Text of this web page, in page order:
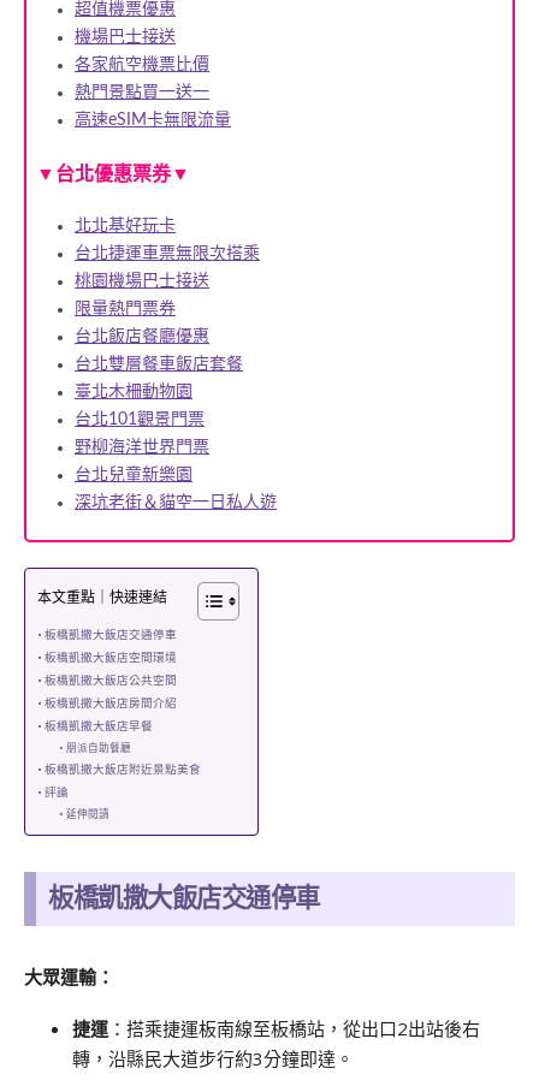
超值機票優惠
機場巴士接送
各家航空機票比價
熱門景點買一送一
高速eSIM卡無限流量
▼ 台北優惠票券▼
北北基好玩卡
台北捷運車票無限次搭乘
桃園機場巴士接送
限量熱門票券
台北飯店餐廳優惠
台北雙層餐車飯店套餐
臺北木柵動物園
台北101觀景門票
野柳海洋世界門票
台北兒童新樂園
深坑老街＆貓空一日私人遊
本文重點｜快速連結
板橋凱撒大飯店交通停車
板橋凱撒大飯店空間環境
板橋凱撒大飯店公共空間
板橋凱撒大飯店房間介紹
板橋凱撒大飯店早餐
朋派自助餐廳
板橋凱撒大飯店附近景點美食
評論
延伸閱讀
板橋凱撒大飯店交通停車
大眾運輸：
捷運 ：搭乘捷運板南線至板橋站，從出口2出站後右
轉，沿縣民大道步行約3分鐘即達。